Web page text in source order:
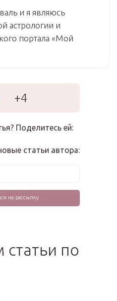
и я являюсь
астрологии и
портала «Мой
+4
Поделитесь ей:
статьи автора:
по